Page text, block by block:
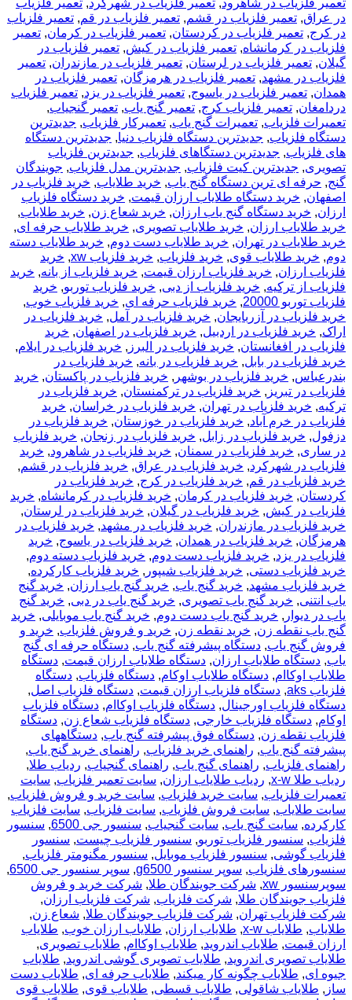
در عراق, تعمیر فلزیاب در قشم, تعمیر فلزیاب در قم, تعمیر فلزیاب
در کرج, تعمیر فلزیاب در کردستان, تعمیر فلزیاب در کرمان, تعمیر
فلزیاب در کرمانشاه, تعمیر فلزیاب در کیش, تعمیر فلزیاب در
گیلان, تعمیر فلزیاب در لرستان, تعمیر فلزیاب در مازندران, تعمیر
فلزیاب در مشهد, تعمیر فلزیاب در هرمزگان, تعمیر فلزیاب در
همدان, تعمیر فلزیاب در یاسوج, تعمیر فلزیاب در یزد, تعمیر فلزیاب
دردامغان, تعمیر فلزیاب کرج, تعمیر گنج یاب, تعمیر گنجیاب,
تعمیرات فلزیاب, تعمیرات گنج یاب, تعمیرکار فلزیاب, جدیدترین
دستگاه فلزیاب, جدیدترین دستگاه فلزیاب دنیا, جدیدترین دستگاه
های فلزیاب, جدیدترین دستگاهای فلزیاب, جدیدترین فلزیاب
تصویری, جدیدترین کیت فلزیاب, جدیدترین مدل فلزیاب, جویندگان
گنج, حرفه ای ترین دستگاه گنج یاب, خريد طلاياب, خريد فلزياب در
اصفهان, خرید دستگاه طلایاب ارزان قیمت, خرید دستگاه فلزیاب
ارزان, خرید دستگاه گنج یاب ارزان, خرید شعاع زن, خرید طلایاب,
خرید طلایاب ارزان, خرید طلایاب تصویری, خرید طلایاب حرفه ای,
خرید طلایاب در تهران, خرید طلایاب دست دوم, خرید طلایاب دسته
دوم, خرید طلایاب قوی, خرید فلزیاب, خرید فلزیاب xw , خرید
فلزیاب ارزان, خرید فلزیاب ارزان قیمت, خرید فلزیاب از بانه, خرید
فلزیاب از ترکیه, خرید فلزیاب از دبی, خرید فلزیاب توربو, خرید
فلزیاب توربو 20000
, خرید فلزیاب حرفه ای, خرید فلزیاب خوب,
خرید فلزیاب در آزربایجان, خرید فلزیاب در آمل, خرید فلزیاب در
اراک, خرید فلزیاب در اردبیل, خرید فلزیاب در اصفهان, خرید
فلزیاب در افغانستان, خرید فلزیاب در البرز , خرید فلزیاب در ایلام,
خرید فلزیاب در بابل, خرید فلزیاب در بانه, خرید فلزیاب در
بندرعباس, خرید فلزیاب در بوشهر , خرید فلزیاب در پاکستان, خرید
فلزیاب در تبریز , خرید فلزیاب در ترکمنستان, خرید فلزیاب در
ترکیه, خرید فلزیاب در تهران, خرید فلزیاب در خراسان, خرید
فلزیاب در خرم آباد, خرید فلزیاب در خوزستان, خرید فلزیاب در
دزفول, خرید فلزیاب در زابل, خرید فلزیاب در زنجان, خرید فلزیاب
در ساری, خرید فلزیاب در سمنان, خرید فلزیاب در شاهرود, خرید
فلزیاب در شهرکرد, خرید فلزیاب در عراق, خرید فلزیاب در قشم,
خرید فلزیاب در قم, خرید فلزیاب در کرج, خرید فلزیاب در
کردستان, خرید فلزیاب در کرمان, خرید فلزیاب در کرمانشاه, خرید
فلزیاب در کیش, خرید فلزیاب در گیلان, خرید فلزیاب در لرستان,
خرید فلزیاب در مازندران, خرید فلزیاب در مشهد, خرید فلزیاب در
هرمزگان, خرید فلزیاب در همدان, خرید فلزیاب در یاسوج, خرید
فلزیاب در یزد, خرید فلزیاب دست دوم, خرید فلزیاب دسته دوم,
خرید فلزیاب دستی, خرید فلزیاب شیپور , خرید فلزیاب کارکرده,
خرید فلزیاب مشهد, خرید گنج یاب, خرید گنج یاب ارزان, خرید گنج
یاب انتنی, خرید گنج یاب تصویری, خرید گنج یاب در دبی, خرید گنج
یاب در دیوار , خرید گنج یاب دست دوم, خرید گنج یاب موبایلی, خرید
گنج یاب نقطه زن, خرید نقطه زن, خرید و فروش فلزیاب, خرید و
فروش گنج یاب, دستگاه پیشرفته گنج یاب, دستگاه حرفه ای گنج
یاب, دستگاه طلایاب ارزان, دستگاه طلایاب ارزان قیمت, دستگاه
طلایاب اوکاام, دستگاه طلایاب اوکام, دستگاه فلزیاب, دستگاه
فلزیاب aks
, دستگاه فلزیاب ارزان قیمت, دستگاه فلزیاب اصل,
دستگاه فلزیاب اورجینال, دستگاه فلزیاب اوکاام, دستگاه فلزیاب
اوکام, دستگاه فلزیاب خارجی, دستگاه فلزیاب شعاع زن, دستگاه
فلزیاب نقطه زن, دستگاه فوق پیشرفته گنج یاب, دستگاههای
پیشرفته گنج یاب, راهنمای خرید فلزیاب, راهنمای خرید گنج یاب,
راهنمای فلزیاب, راهنمای گنج یاب, راهنمای گنجیاب, ردیاب طلا,
ردیاب طلا x-w
, ردیاب طلایاب ارزان, سایت تعمیر فلزیاب, سایت
تعمیرات فلزیاب, سایت خرید فلزیاب, سایت خرید و فروش فلزیاب,
سایت طلایاب, سایت فروش فلزیاب, سایت فلزیاب, سایت فلزیاب
کارکرده, سایت گنج یاب, سایت گنجیاب, سنسور جی 6500 , سنسور
فلزیاب, سنسور فلزیاب توربو, سنسور فلزیاب چیست, سنسور
فلزیاب گوشی, سنسور فلزیاب موبایل, سنسور مگنومتر فلزیاب,
سنسورهای فلزیاب, سوپر سنسور g6500 , سوپر سنسور جی 6500
,
سوپرسنسور xw
, شرکت جویندگان طلا, شرکت خرید و فروش
فلزیاب جویندگان طلا, شرکت فلزیاب, شرکت فلزیاب ارزان,
شرکت فلزیاب تهران, شرکت فلزیاب جویندگان طلا, شعاع زن,
طلایاب, طلایاب x-w , طلایاب ارزان, طلایاب ارزان خوب, طلایاب
ارزان قیمت, طلایاب اندروید, طلایاب اوکاام, طلایاب تصویری,
طلایاب تصویری اندروید, طلایاب تصویری گوشی اندروید, طلایاب
جیوه ای, طلایاب چگونه کار میکند, طلایاب حرفه ای, طلایاب دست
ساز , طلایاب شاقولی, طلایاب قسطی, طلایاب قوی, طلایاب قوی